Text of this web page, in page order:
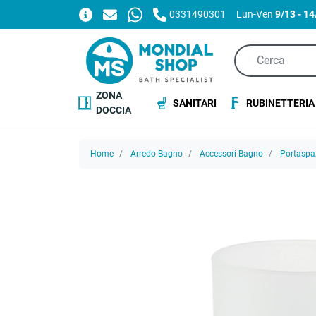
0331490301 Lun-Ven9/13 -
ZONA
DOCCIA
SANITARI RUBINETTERIA
Home Arredo Bagno Accessori Bagno